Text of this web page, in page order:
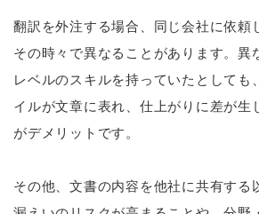
翻訳を外注する場合、同じ会社に依頼
その時々で異なることがあります。異
レベルのスキルを持っていたとしても
イルが文章に表れ、仕上がりに差が生
がデメリットです。
その他、文書の内容を他社に共有する